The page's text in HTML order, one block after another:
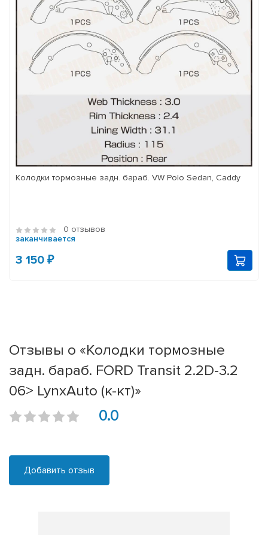
Колодки тормозные задн. бараб. VW Polo Sedan, Caddy
0 отзывов
заканчивается
3 150 ₽
Отзывы о «Колодки тормозные
задн. бараб. FORD Transit 2.2D-3.2
06> LynxAuto (к-кт)»
0.0
Добавить отзыв